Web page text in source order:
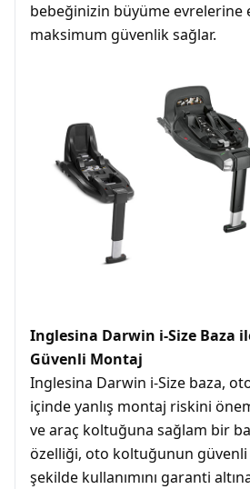
bebeğinizin büyüme evrelerine
maksimum güvenlik sağlar.
Inglesina Darwin i-Size Baza
Güvenli Montaj
Inglesina Darwin i-Size baza,
içinde yanlış montaj riskini
ve araç koltuğuna sağlam bir
özelliği, oto koltuğunun
şekilde kullanımını garanti